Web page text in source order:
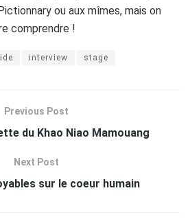
ou aux mîmes, mais on
comprendre !
interview stage
Previous Post
du Khao Niao Mamouang
Next Post
sur le coeur humain